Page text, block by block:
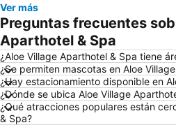
Ver más
Preguntas frecuentes
Aparthotel & Spa
¿Aloe Village Aparthotel & Spa tiene
¿Se permiten mascotas en Aloe
¿Hay estacionamiento disponible en
¿Dónde se ubica Aloe Village
¿Qué atracciones populares están
& Spa?